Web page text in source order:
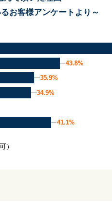
お客様アンケートより～
43.8%
43.8%
35.9%
35.9%
34.9%
34.9%
41.1%
41.1%
）